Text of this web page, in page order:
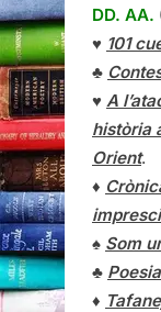
DD. AA.
♥ 101
♣
♥ A
història
Orient.
♦
♠ Som
♣
♦